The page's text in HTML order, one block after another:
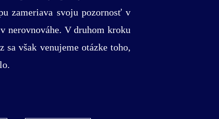
zameriava svoju pozornosť v
nerovnováhe. V druhom kroku
však venujeme otázke toho,